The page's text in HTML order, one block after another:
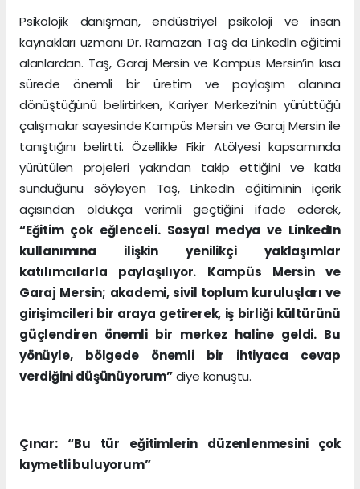
Psikolojik danışman, endüstriyel psikoloji ve insan
kaynakları uzmanı Dr. Ramazan Taş da Linkedln eğitimi
alanlardan. Taş, Garaj Mersin ve Kampüs Mersin’in kısa
sürede önemli bir üretim ve paylaşım alanına
dönüştüğünü belirtirken, Kariyer Merkezi’nin yürüttüğü
çalışmalar sayesinde Kampüs Mersin ve Garaj Mersin ile
tanıştığını belirtti. Özellikle Fikir Atölyesi kapsamında
yürütülen projeleri yakından takip ettiğini ve katkı
sunduğunu söyleyen Taş, LinkedIn eğitiminin içerik
açısından oldukça verimli geçtiğini ifade ederek,
“Eğitim çok eğlenceli. Sosyal medya ve LinkedIn
kullanımına ilişkin yenilikçi yaklaşımlar
katılımcılarla paylaşılıyor. Kampüs Mersin ve
Garaj Mersin; akademi, sivil toplum kuruluşları ve
girişimcileri bir araya getirerek, iş birliği kültürünü
güçlendiren önemli bir merkez haline geldi. Bu
yönüyle, bölgede önemli bir ihtiyaca cevap
verdiğini düşünüyorum”diye konuştu.
Çınar: “Bu tür eğitimlerin düzenlenmesini çok
kıymetli buluyorum”